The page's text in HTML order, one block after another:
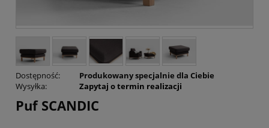
Dostępność:
Produkowany specjalnie dla Ciebie
Wysyłka:
Zapytaj o termin realizacji
Puf SCANDIC